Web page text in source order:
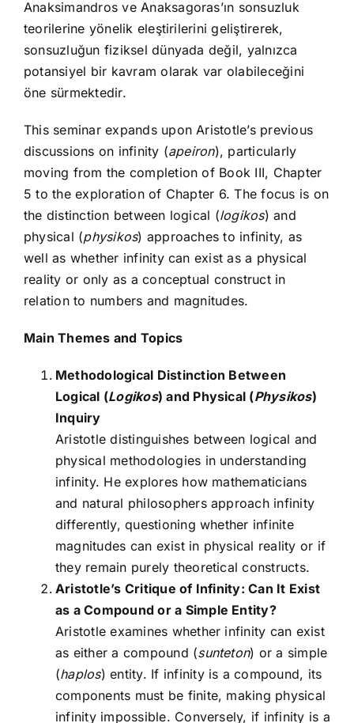
Anaksimandros ve Anaksagoras’ın sonsuzluk
teorilerine yönelik eleştirilerini geliştirerek,
sonsuzluğun fiziksel dünyada değil, yalnızca
potansiyel bir kavram olarak var olabileceğini
öne sürmektedir.
This seminar expands upon Aristotle’s previous
discussions on infinity (apeiron), particularly
moving from the completion of Book III, Chapter
5 to the exploration of Chapter 6. The focus is on
the distinction between logical (logikos) and
physical (physikos) approaches to infinity, as
well as whether infinity can exist as a physical
reality or only as a conceptual construct in
relation to numbers and magnitudes.
Main Themes and Topics
Methodological Distinction Between
Logical (Logikos) and Physical (Physikos)
Inquiry
Aristotle distinguishes between logical and
physical methodologies in understanding
infinity. He explores how mathematicians
and natural philosophers approach infinity
differently, questioning whether infinite
magnitudes can exist in physical reality or if
they remain purely theoretical constructs.
Aristotle’s Critique of Infinity: Can It Exist
as a Compound or a Simple Entity?
Aristotle examines whether infinity can exist
as either a compound (sunteton) or a simple
(haplos) entity. If infinity is a compound, its
components must be finite, making physical
infinity impossible. Conversely, if infinity is a